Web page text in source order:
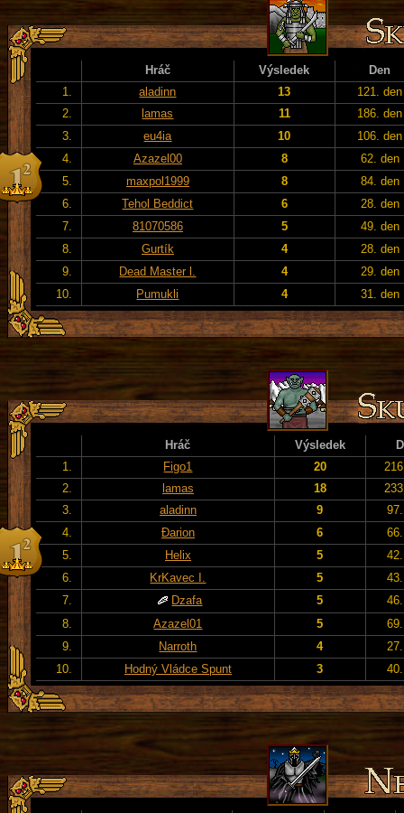
Hráč Výsledek
Den
1.
aladinn 13
121. den
2.
lamas 11
186. den
3.
eu4ia 10
106. den
4.
Azazel00 8
62. den
5.
maxpol1999 8
84. den
6.
Tehol Beddict 6
28. den
7.
81070586 5
49. den
8.
Gurtík 4
28. den
9.
Dead Master l. 4
29. den
10.
Pumukli 4 31. den
Hráč Výsledek
1.
Figo1 20
2.
lamas 18
3.
aladinn 9
4.
Đarion 6
5.
Helix 5
6.
KrKavec I. 5
7.
Dzafa 5
8.
Azazel01 5
9.
Narroth 4
10.
Hodný Vládce Spunt 3